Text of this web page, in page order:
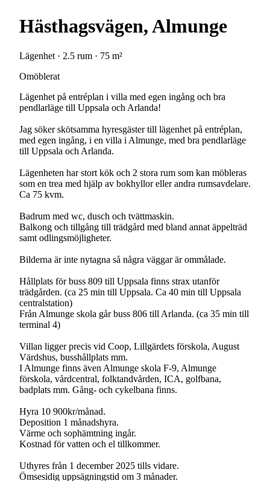
Hästhagsvägen, Almunge
Lägenhet · 2.5 rum · 75 m²
Omöblerat
Lägenhet på entréplan i villa med egen ingång och bra
pendlarläge till Uppsala och Arlanda!
Jag söker skötsamma hyresgäster till lägenhet på entréplan,
med egen ingång, i en villa i Almunge, med bra pendlarläge
till Uppsala och Arlanda.
Lägenheten har stort kök och 2 stora rum som kan möbleras
som en trea med hjälp av bokhyllor eller andra rumsavdelare.
Ca 75 kvm.
Badrum med wc, dusch och tvättmaskin.
Balkong och tillgång till trädgård med bland annat äppelträd
samt odlingsmöjligheter.
Bilderna är inte nytagna så några väggar är ommålade.
Hållplats för buss 809 till Uppsala finns strax utanför
trädgården. (ca 25 min till Uppsala. Ca 40 min till Uppsala
centralstation)
Från Almunge skola går buss 806 till Arlanda. (ca 35 min till
terminal 4)
Villan ligger precis vid Coop, Lillgärdets förskola, August
Värdshus, busshållplats mm.
I Almunge finns även Almunge skola F-9, Almunge
förskola, vårdcentral, folktandvården, ICA, golfbana,
badplats mm. Gång- och cykelbana finns.
Hyra 10 900kr/månad.
Deposition 1 månadshyra.
Värme och sophämtning ingår.
Kostnad för vatten och el tillkommer.
Uthyres från 1 december 2025 tills vidare.
Ömsesidig uppsägningstid om 3 månader.